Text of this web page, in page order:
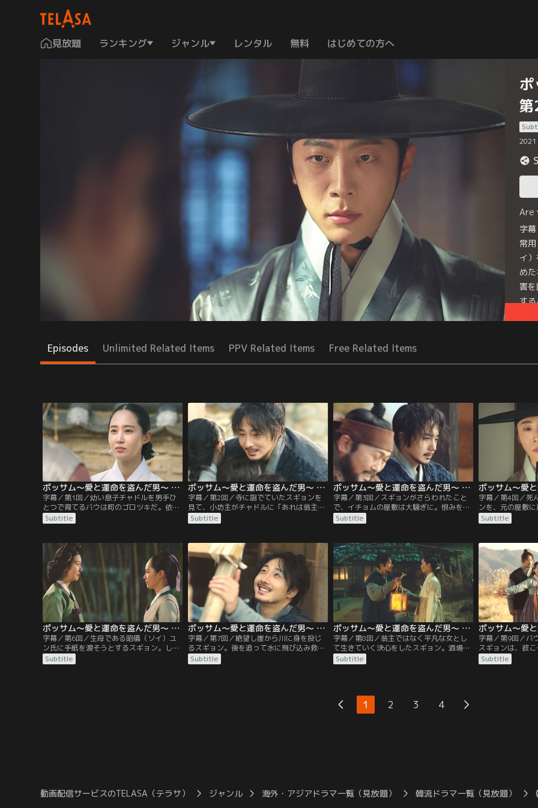
見放題 ランキング ジャンル レンタル 無料 はじめての方へ
2021
Are
字
常
イ
め
害
す
Episodes Unlimited Related Items PPV Related Items Free Related Items
ポッサム～愛と運命を盗んだ男～ 第01話／字幕
字幕／第1回／幼い息子チャドルを男手ひ
とつで育てるバウは町のゴロツキだ。依頼
を受けては未亡人をさらい、依頼人に届け
るポッサムで金を稼ぐ。ある夜、妓楼での
その場にいたイ・デヨプと意気投合するバ
ウ。一方、左議政（チャイジョン）イ・イ
チョムの息子と婚礼を挙げた翁主（オンジ
ュ）スギョンは夫が初夜を待たず死亡。
Subtitle
ポッサム～愛と運命を盗んだ男～ 第02話／字幕
字幕／第2回／寺に詣でていたスギョンを
見て、小坊主がチャドルに「あれは翁主様
だよ」と教える。一方、金持ちの両班から
依頼されてポッサムに出かけるバウ。一杯
敷に忍び込みスギョンをさらう。依頼人が
急死してやむをえず自分の家にスギョンを
連れ帰ったバウにチャドルが叫ぶ。「この
人、お寺で見かけた翁主様だ！」
Subtitle
ポッサム～愛と運命を盗んだ男～ 第03話／字幕
字幕／第3回／スギョンがさらわれたこと
で、イチョムの屋敷は大騒ぎに。恨みを持
つ者の仕業か、それとも対立する西人（ソ
イン）派か？光海君（クァンヘグン）から
イチョムは、亡き夫の後を追って自死した
ことにしスギョンの葬儀を執り行う。その
日の夜、元の屋敷にスギョンを戻そうと左
議政宅に出かけたバウだが…。
Subtitle
字幕／第4回／死
ンを、元の屋敷
情を聞かされ涙
はスギョンを亡
策尽きたバウは
くことに。一方
屋敷に駆けつけ
受け入れられな
Subtitle
ポッサム～愛と運命を盗んだ男～ 第06話／字幕
字幕／第6回／生母である昭儀（ソイ）ユ
ン氏に手紙を渡そうとするスギョン。しか
し約束した場所に現れたのは王宮で権力を
振るう尚宮（サングン）、キム・ゲシだっ
Subtitle
ポッサム～愛と運命を盗んだ男～ 第07話／字幕
字幕／第7回／絶望し崖から川に身を投じ
るスギョン。後を追って水に飛び込み救う
バウ。チャドルは3人で暮らそうと泣いて
訴える。都を抜け出した3人は坡州（パジ
Subtitle
ポッサム～愛と運命を盗んだ男～ 第08話／字幕
字幕／第8回／翁主ではなく平凡な女とし
て生きていく決心をしたスギョン。酒場で
洗い物の仕事を見つけ、バウたちと家族の
ように暮らし始める。父の命に背きスギョ
を抜け出しスギョンを捜す。一方、スギョ
ンの居所を知った光海君は、その情報をイ
チョムに流すよう命じた。
Subtitle
字幕／第9回／バ
スギョンは、彼
プを止める。デ
よう頼むがスギ
Subtitle
1 2 3 4
動画配信サービスのTELASA（テラサ） ジャンル 海外・アジアドラマ一覧（見放題） 韓流ドラマ一覧（見放題）